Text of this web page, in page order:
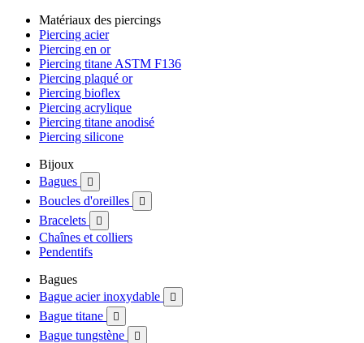
Matériaux des piercings
Piercing acier
Piercing en or
Piercing titane ASTM F136
Piercing plaqué or
Piercing bioflex
Piercing acrylique
Piercing titane anodisé
Piercing silicone
Bijoux
Bagues

Boucles d'oreilles 
Bracelets 
Chaînes et colliers
Pendentifs
Bagues
Bague acier inoxydable

Bague titane 
Bague tungstène 